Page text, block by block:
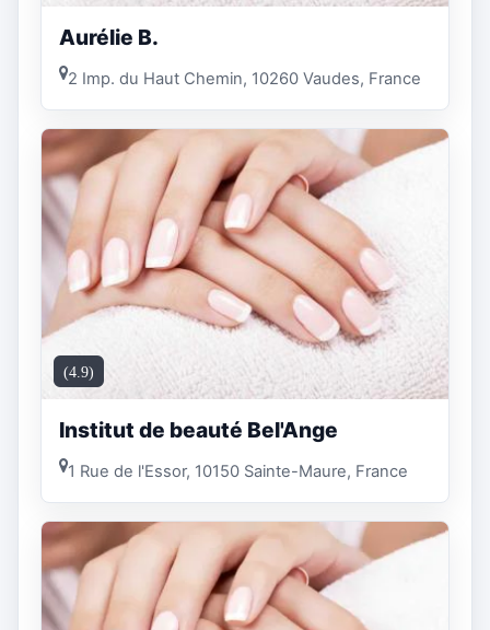
Aurélie B.
2 Imp. du Haut Chemin, 10260 Vaudes, France
(4.9)
Institut de beauté Bel'Ange
1 Rue de l'Essor, 10150 Sainte-Maure, France